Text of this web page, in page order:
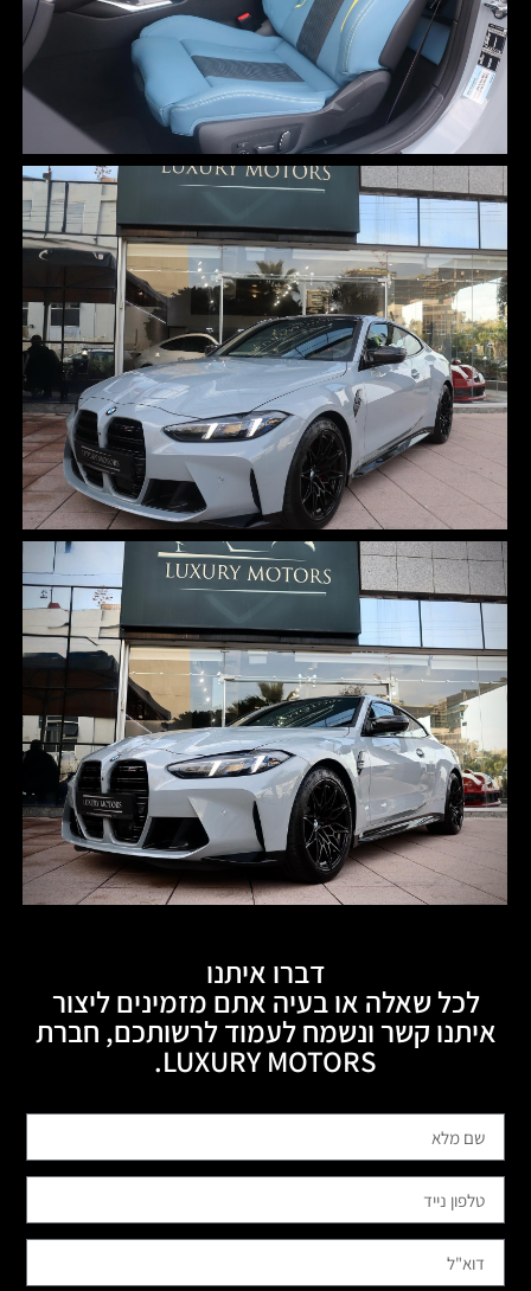
דברו איתנו
לכל שאלה או בעיה אתם מזמינים ליצור
איתנו קשר ונשמח לעמוד לרשותכם, חברת
LUXURY MOTORS.